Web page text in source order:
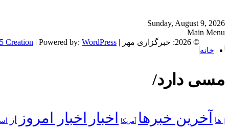
Sunday, August 9, 2026
Main Menu
خانه
مسی دارد/
| ها آخرین خبرها آمریکا اخبار اخبار امروز از
© 2026: خبرگزاری مهر | NewsPress Theme by:
Creation | Powered by: WordPress